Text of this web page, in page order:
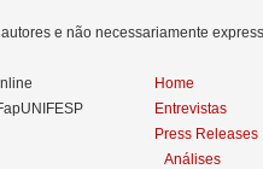
e não necessariamente
Home
Entrevistas
Press Releases
Análises